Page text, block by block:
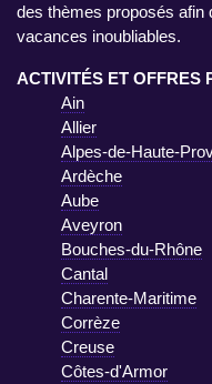
des thèmes proposés afin
vacances inoubliables.
ACTIVITÉS ET OFFRES
Ain
Allier
Alpes-de-Haute-
Ardèche
Aube
Aveyron
Bouches-du-Rhône
Cantal
Charente-Maritime
Corrèze
Creuse
Côtes-d'Armor